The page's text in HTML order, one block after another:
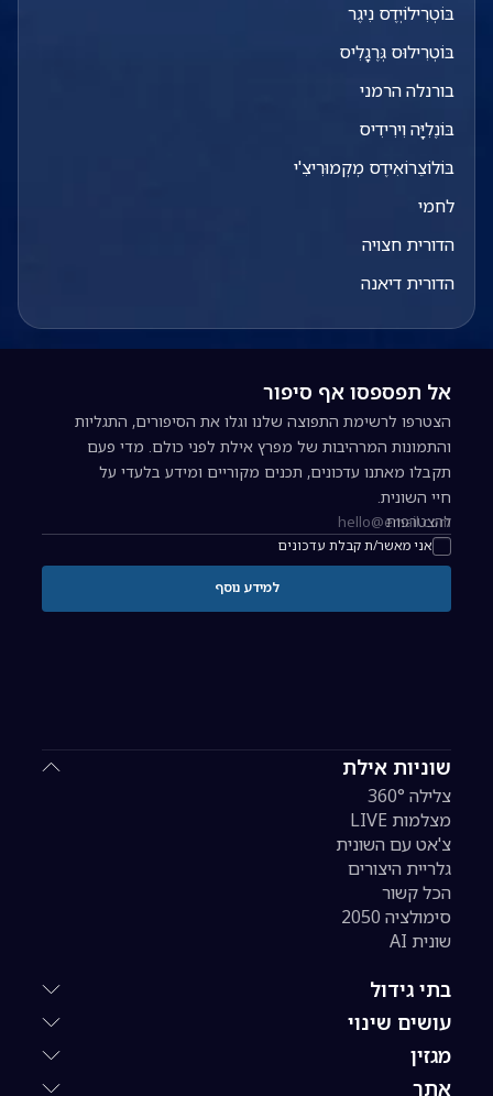
בּוֹטְרִילוֹיְדֶס נִיגֶר
בּוֹטְרִילוּס גְּרֶגָלִיס
בורנלה הרמני
בּוֹנֶלִיָּה וִירִידִיס
בּוֹלוֹצֵרוֹאִידֶס מְקְמוּרִיצִ'י
לחמי
הדורית חצויה
הדורית דיאנה
שוניות אילת
צלילה 360°
מצלמות LIVE
צ'אט עם השונית
גלריית היצורים
הכל קשור
סימולציה 2050
שונית AI
בתי גידול
עושים שינוי
מגזין
אתר
אל תפספסו אף סיפור
הצטרפו לרשימת התפוצה שלנו וגלו את הסיפורים, התגליות
והתמונות המרהיבות של מפרץ אילת לפני כולם. מדי פעם
תקבלו מאתנו עדכונים, תכנים מקוריים ומידע בלעדי על
חיי השונית.
כתובת אימייל להרשמה לניוזלטר
אני מאשר/ת קבלת עדכונים
להצטרפות
למידע נוסף